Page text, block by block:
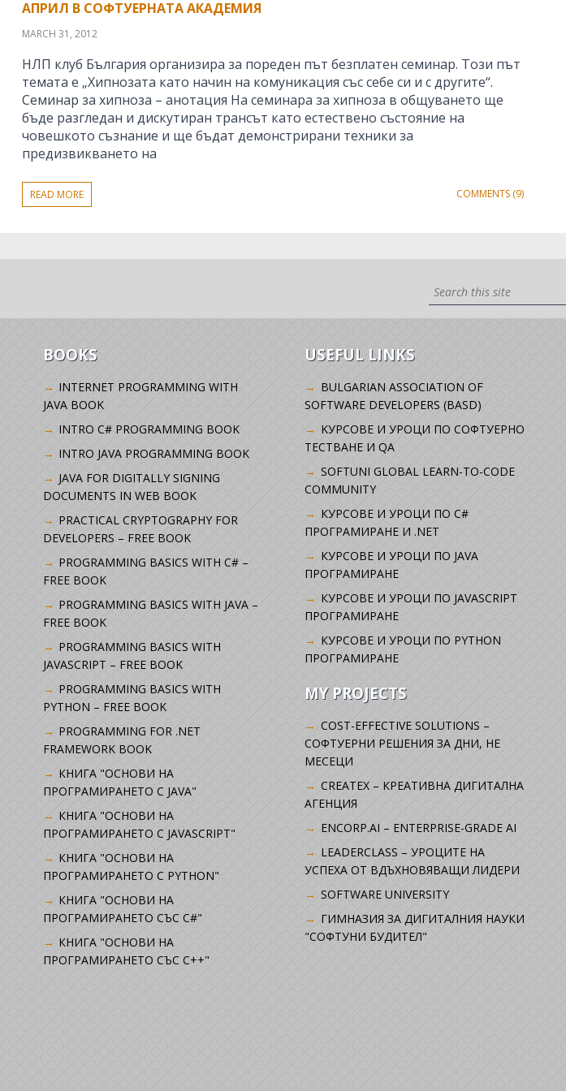
АПРИЛ В СОФТУЕРНАТА АКАДЕМИЯ
MARCH 31, 2012
НЛП клуб България организира за пореден път безплатен семинар. Този път
темата е „Хипнозата като начин на комуникация със себе си и с другите“.
Семинар за хипноза – анотация На семинара за хипноза в общуването ще
бъде разгледан и дискутиран трансът като естествено състояние на
човешкото съзнание и ще бъдат демонстрирани техники за
предизвикването на
READ MORE COMMENTS (9)
BOOKS
INTERNET PROGRAMMING WITH
JAVA BOOK
INTRO C# PROGRAMMING BOOK
INTRO JAVA PROGRAMMING BOOK
JAVA FOR DIGITALLY SIGNING
DOCUMENTS IN WEB BOOK
PRACTICAL CRYPTOGRAPHY FOR
DEVELOPERS – FREE BOOK
PROGRAMMING BASICS WITH C# –
FREE BOOK
PROGRAMMING BASICS WITH JAVA –
FREE BOOK
PROGRAMMING BASICS WITH
JAVASCRIPT – FREE BOOK
PROGRAMMING BASICS WITH
PYTHON – FREE BOOK
PROGRAMMING FOR .NET
FRAMEWORK BOOK
КНИГА "ОСНОВИ НА
ПРОГРАМИРАНЕТО С JAVA"
КНИГА "ОСНОВИ НА
ПРОГРАМИРАНЕТО С JAVASCRIPT"
КНИГА "ОСНОВИ НА
ПРОГРАМИРАНЕТО С PYTHON"
КНИГА "ОСНОВИ НА
ПРОГРАМИРАНЕТО СЪС C#"
КНИГА "ОСНОВИ НА
ПРОГРАМИРАНЕТО СЪС C++"
USEFUL LINKS
BULGARIAN ASSOCIATION OF
SOFTWARE DEVELOPERS (BASD)
KУРСОВЕ И УРОЦИ ПО СОФТУЕРНО
ТЕСТВАНЕ И QA
SOFTUNI GLOBAL LEARN-TO-CODE
COMMUNITY
КУРСОВЕ И УРОЦИ ПО C#
ПРОГРАМИРАНЕ И .NET
КУРСОВЕ И УРОЦИ ПО JAVA
ПРОГРАМИРАНЕ
КУРСОВЕ И УРОЦИ ПО JAVASCRIPT
ПРОГРАМИРАНЕ
КУРСОВЕ И УРОЦИ ПО PYTHON
ПРОГРАМИРАНЕ
MY PROJECTS
COST-EFFECTIVE SOLUTIONS –
СОФТУЕРНИ РЕШЕНИЯ ЗА ДНИ, НЕ
МЕСЕЦИ
CREATEX – КРЕАТИВНА ДИГИТАЛНА
АГЕНЦИЯ
ENCORP.AI – ENTERPRISE-GRADE AI
LEADERCLASS – УРОЦИТЕ НА
УСПЕХА ОТ ВДЪХНОВЯВАЩИ ЛИДЕРИ
SOFTWARE UNIVERSITY
ГИМНАЗИЯ ЗА ДИГИТАЛНИЯ НАУКИ
"СОФТУНИ БУДИТЕЛ"